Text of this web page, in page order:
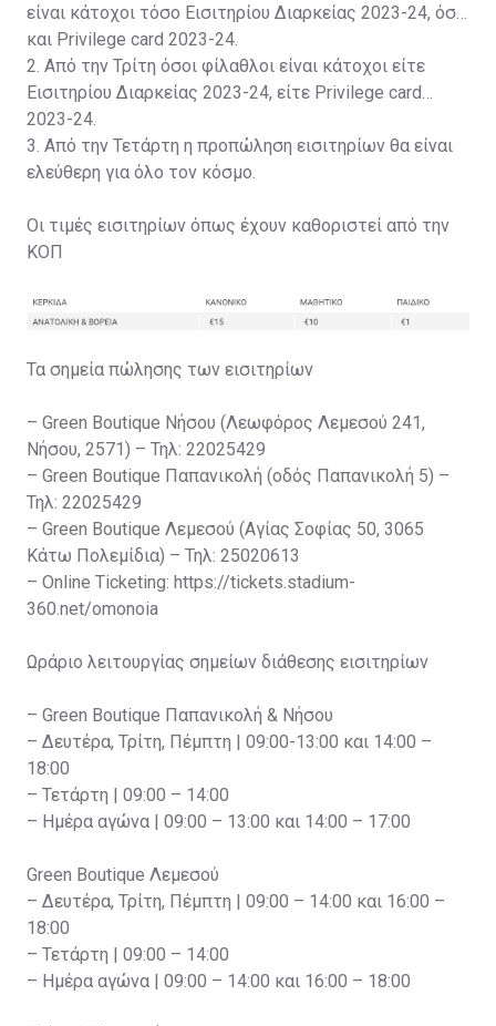
είναι κάτοχοι τόσο Εισιτηρίου Διαρκείας 2023-24, όσο
και Privilege card 2023-24.
2. Από την Τρίτη όσοι φίλαθλοι είναι κάτοχοι είτε
Εισιτηρίου Διαρκείας 2023-24, είτε Privilege card
2023-24.
3. Από την Τετάρτη η προπώληση εισιτηρίων θα είναι
ελεύθερη για όλο τον κόσμο.
Οι τιμές εισιτηρίων όπως έχουν καθοριστεί από την
ΚΟΠ
Τα σημεία πώλησης των εισιτηρίων
– Green Boutique Νήσου (Λεωφόρος Λεμεσού 241,
Νήσου, 2571) – Τηλ: 22025429
– Green Boutique Παπανικολή (οδός Παπανικολή 5) –
Τηλ: 22025429
– Green Boutique Λεμεσού (Αγίας Σοφίας 50, 3065
Κάτω Πολεμίδια) – Τηλ: 25020613
– Online Ticketing: https://tickets.stadium-
360.net/omonoia
Ωράριο λειτουργίας σημείων διάθεσης εισιτηρίων
– Green Boutique Παπανικολή & Νήσου
– Δευτέρα, Τρίτη, Πέμπτη | 09:00-13:00 και 14:00 –
18:00
– Τετάρτη | 09:00 – 14:00
– Ημέρα αγώνα | 09:00 – 13:00 και 14:00 – 17:00
Green Boutique Λεμεσού
– Δευτέρα, Τρίτη, Πέμπτη | 09:00 – 14:00 και 16:00 –
18:00
– Τετάρτη | 09:00 – 14:00
– Ημέρα αγώνα | 09:00 – 14:00 και 16:00 – 18:00